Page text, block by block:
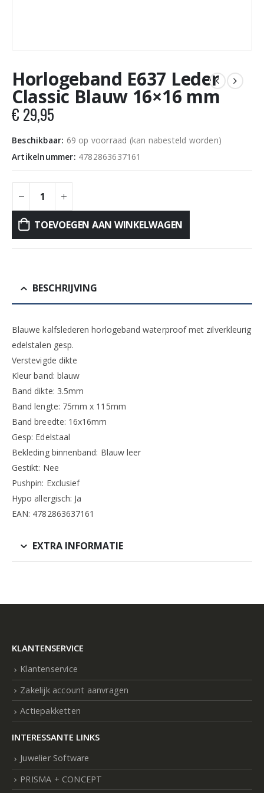
Horlogeband E637 Leder
Classic Blauw 16×16 mm
€ 29,95
Beschikbaar: 69 op voorraad (kan nabesteld worden)
Artikelnummer: 4782863637161
TOEVOEGEN AAN WINKELWAGEN
BESCHRIJVING
Blauwe kalfslederen horlogeband waterproof met zilverkleurig
edelstalen gesp.
Verstevigde dikte
Kleur band: blauw
Band dikte: 3.5mm
Band lengte: 75mm x 115mm
Band breedte: 16x16mm
Gesp: Edelstaal
Bekleding binnenband: Blauw leer
Gestikt: Nee
Pushpin: Exclusief
Hypo allergisch: Ja
EAN: 4782863637161
EXTRA INFORMATIE
KLANTENSERVICE
Klantenservice
Zakelijk account aanvragen
Actiepakketten
INTERESSANTE LINKS
Juwelier Software
PRISMA + CONCEPT